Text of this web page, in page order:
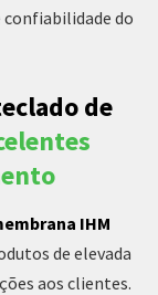
confiabilidade do
de
IHM
de elevada
aos clientes.